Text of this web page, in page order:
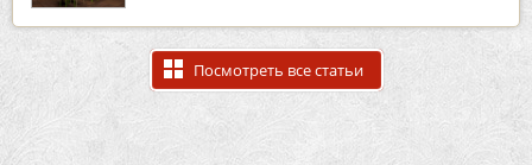
Посмотреть все статьи